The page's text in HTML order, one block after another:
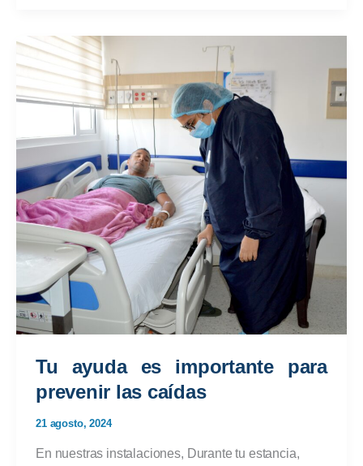
Tu ayuda es importante para
prevenir las caídas
21 agosto, 2024
En nuestras instalaciones, Durante tu estancia,